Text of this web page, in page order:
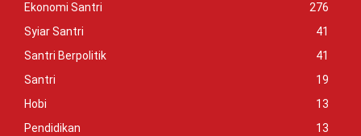
Ekonomi Santri
276
Syiar Santri
41
Santri Berpolitik
41
Santri
19
Hobi
13
Pendidikan
13